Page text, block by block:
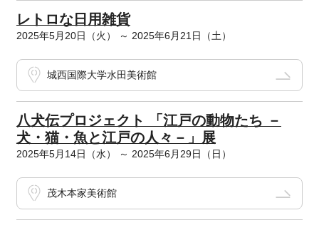
レトロな日用雑貨
2025年5月20日（火） ～ 2025年6月21日（土）
城西国際大学水田美術館
八犬伝プロジェクト 「江戸の動物たち －
犬・猫・魚と江戸の人々－」展
2025年5月14日（水） ～ 2025年6月29日（日）
茂木本家美術館